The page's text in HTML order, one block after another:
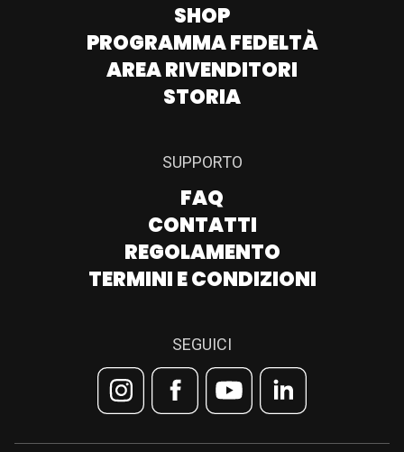
SHOP
PROGRAMMA FEDELTÀ
AREA RIVENDITORI
STORIA
SEGUICI
SUPPORTO
FAQ
CONTATTI
REGOLAMENTO
TERMINI E CONDIZIONI